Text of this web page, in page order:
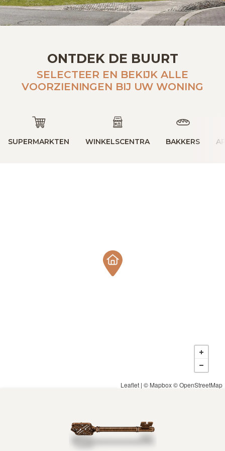
ONTDEK DE BUURT
SELECTEER EN BEKIJK ALLE
VOORZIENINGEN BIJ UW WONING
SUPERMARKTEN WINKELSCENTRA BAKKERS
Leaflet | © Mapbox©OpenStreetMap